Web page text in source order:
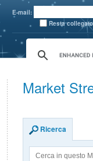
E-mail:
Resta collegato
Market
Ricerca